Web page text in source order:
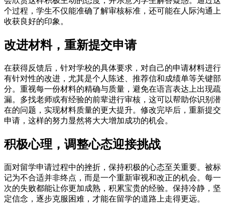
个过程，学生不仅能准确了解审核标准，还可能在人际沟通上
收获良好的印象。
改进材料，重新提交申请
在获得反馈后，针对学校的具体要求，对自己的申请材料进行
有针对性的改进，尤其是个人陈述、推荐信和成绩单等关键部
分。重视每一份材料的精确与质量，避免在语言表达上出现疏
漏。多找老师或有经验的前辈进行审核，这可以帮助你识别潜
在的问题，实现材料质量的更大提升。修改完毕后，重新提交
申请，这样的努力显然将大大增加成功的机会。
积极心理，调整心态迎接挑战
面对留学申请过程中的挫折，保持积极的心态至关重要。被标
记为不合适并非终点，而是一个重新审视和改正的机会。每一
次的失败都能让你更加成熟，积累宝贵的经验。保持冷静，坚
定信念，逐步克服困难，才能在留学的道路上走得更远。